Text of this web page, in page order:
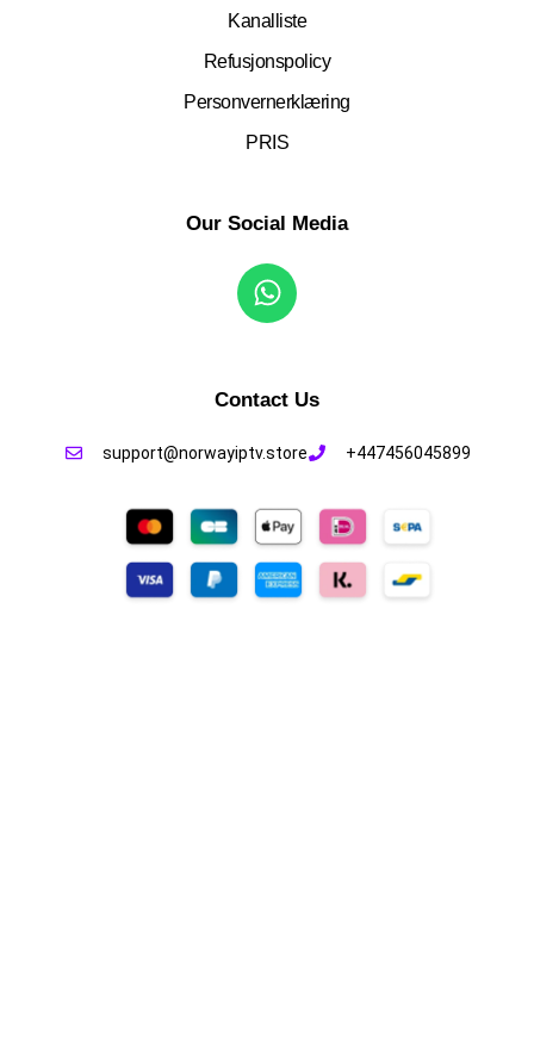
Kanalliste
Refusjonspolicy
Personvernerklæring
PRIS
Our Social Media
Contact Us
support@norwayiptv.store +447456045899